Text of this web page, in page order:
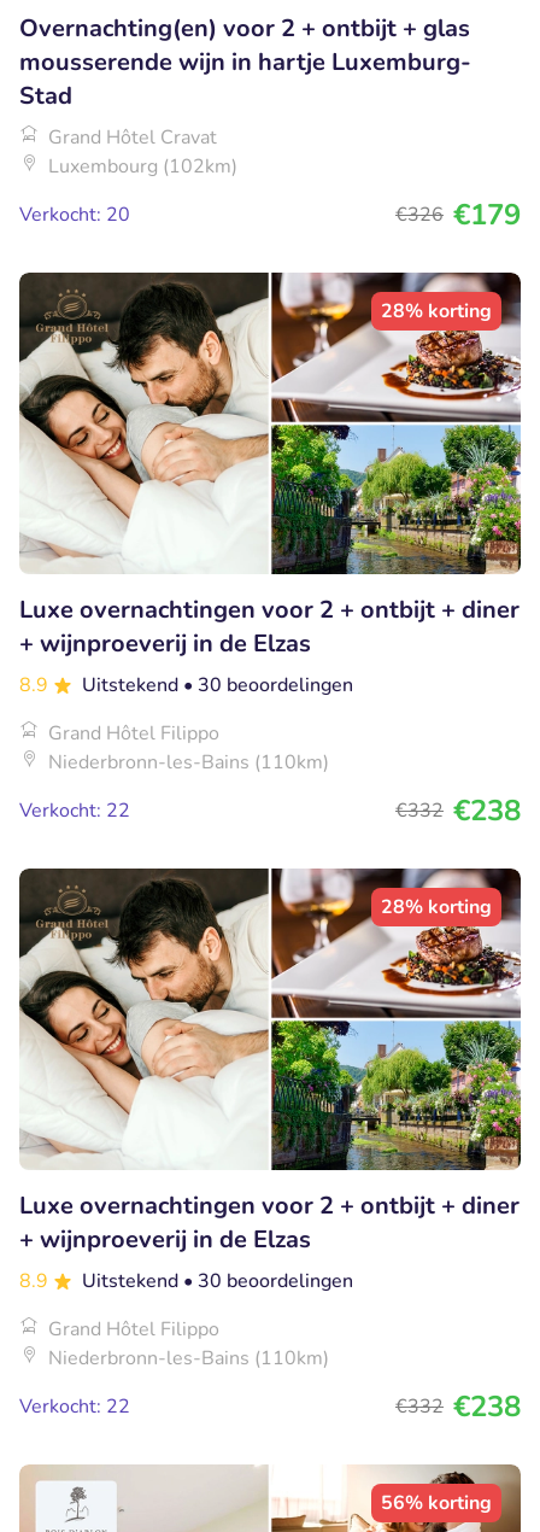
Overnachting(en) voor 2 + ontbijt + glas
mousserende wijn in hartje Luxemburg-
Stad
Grand Hôtel Cravat
Luxembourg (102km)
Verkocht: 20
€326 €179
28% korting
Luxe overnachtingen voor 2 + ontbijt + diner
+ wijnproeverij in de Elzas
8.9 Uitstekend • 30 beoordelingen
Grand Hôtel Filippo
Niederbronn-les-Bains (110km)
Verkocht: 22
€332 €238
28% korting
Luxe overnachtingen voor 2 + ontbijt + diner
+ wijnproeverij in de Elzas
8.9 Uitstekend • 30 beoordelingen
Grand Hôtel Filippo
Niederbronn-les-Bains (110km)
Verkocht: 22
€332 €238
56% korting